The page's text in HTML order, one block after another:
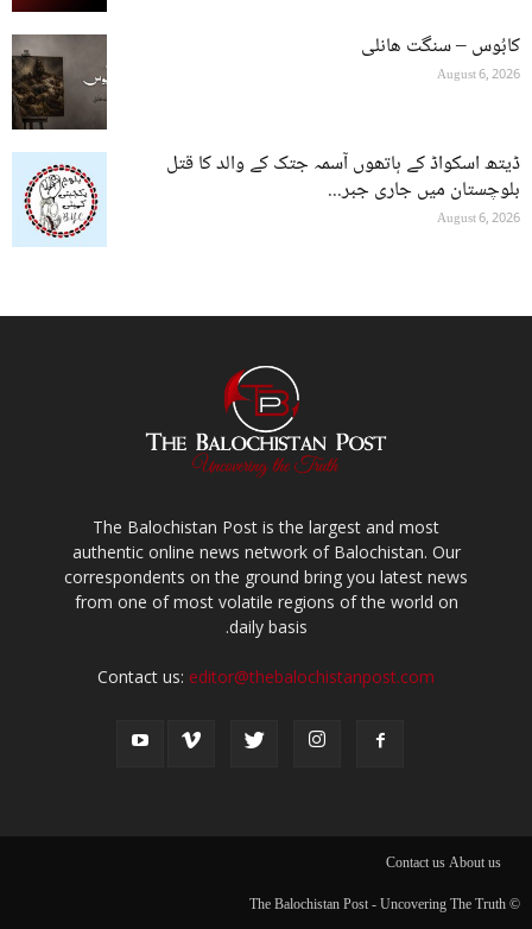
کابُوس – سنگت ھانلی
August 6, 2026
ڈیتھ اسکواڈ کے ہاتھوں آسمہ جتک کے والد کا قتل
بلوچستان میں جاری جبر...
August 6, 2026
The Balochistan Post is the largest and most
authentic online news network of Balochistan. Our
correspondents on the ground bring you latest news
from one of most volatile regions of the world on
daily basis.
Contact us: editor@thebalochistanpost.com
About us
Contact us
© The Balochistan Post - Uncovering The Truth